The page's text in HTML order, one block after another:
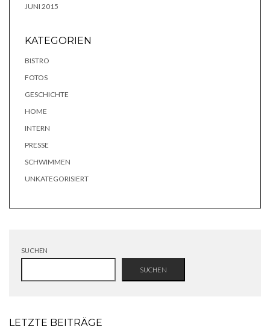
JUNI 2015
KATEGORIEN
BISTRO
FOTOS
GESCHICHTE
HOME
INTERN
PRESSE
SCHWIMMEN
UNKATEGORISIERT
SUCHEN
SUCHEN
LETZTE BEITRÄGE